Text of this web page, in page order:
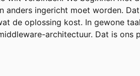
ingericht moet worden.
de oplossing kost. In gewone
architectuur. Dat is ons